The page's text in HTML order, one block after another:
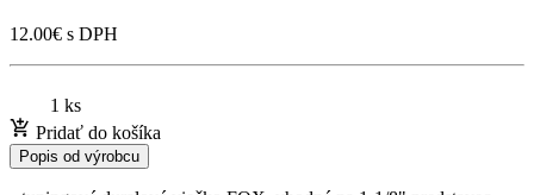
12.00€ s DPH
1 ks
Pridať do košíka
Popis od výrobcu